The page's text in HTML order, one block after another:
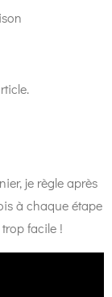
je règle après
à chaque étape
facile !